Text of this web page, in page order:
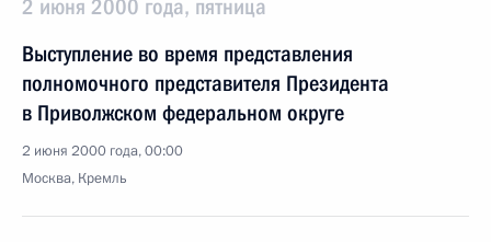
2 июня 2000 года, пятница
Выступление во время представления
полномочного представителя Президента
в Приволжском федеральном округе
2 июня 2000 года, 00:00
Москва, Кремль